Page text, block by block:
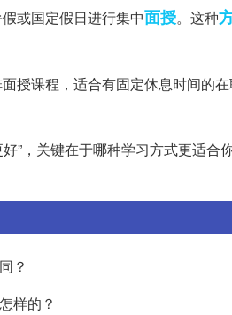
或国定假日进行集中面授。这种
授课程，适合有固定休息时间的
”，关键在于哪种学习方式更适
？
样的？